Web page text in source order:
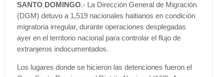
SANTO DOMINGO.- La Dirección General de Migración
(DGM) detuvo a 1,519 nacionales haitianos en condición
migratoria irregular, durante operaciones desplegadas
ayer en el territorio nacional para controlar el flujo de
extranjeros indocumentados.
Los lugares donde se hicieron las detenciones fueron el